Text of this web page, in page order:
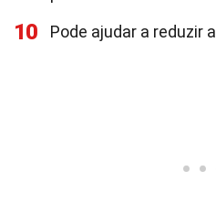
10 Pode ajudar a reduzir a